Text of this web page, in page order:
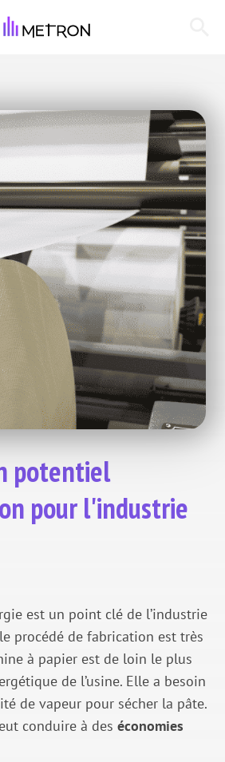
potentiel
pour l'industrie
est un point clé de l’industrie
procédé de fabrication est très
à papier est de loin le plus
de l’usine. Elle a besoin
de vapeur pour sécher la pâte.
conduire à des économies